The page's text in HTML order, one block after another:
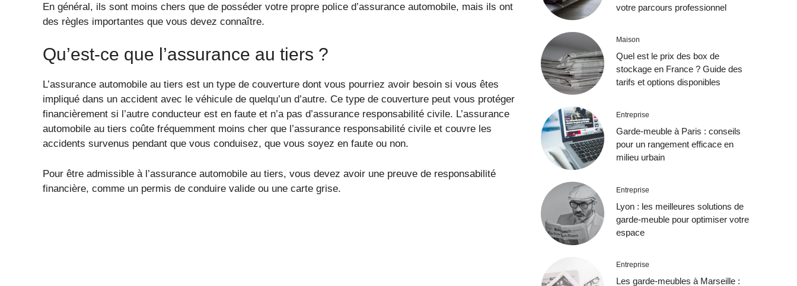
En général, ils sont moins chers que de posséder votre propre police d’assurance automobile, mais ils ont
des règles importantes que vous devez connaître.
Qu’est-ce que l’assurance au tiers ?
L’assurance automobile au tiers est un type de couverture dont vous pourriez avoir besoin si vous êtes
impliqué dans un accident avec le véhicule de quelqu’un d’autre. Ce type de couverture peut vous protéger
financièrement si l’autre conducteur est en faute et n’a pas d’assurance responsabilité civile. L’assurance
automobile au tiers coûte fréquemment moins cher que l’assurance responsabilité civile et couvre les
accidents survenus pendant que vous conduisez, que vous soyez en faute ou non.
Pour être admissible à l’assurance automobile au tiers, vous devez avoir une preuve de responsabilité
financière, comme un permis de conduire valide ou une carte grise.
votre parcours professionnel
Maison
Quel est le prix des box de
stockage en France ? Guide des
tarifs et options disponibles
Entreprise
Garde-meuble à Paris : conseils
pour un rangement efficace en
milieu urbain
Entreprise
Lyon : les meilleures solutions de
garde-meuble pour optimiser votre
espace
Entreprise
Les garde-meubles à Marseille :